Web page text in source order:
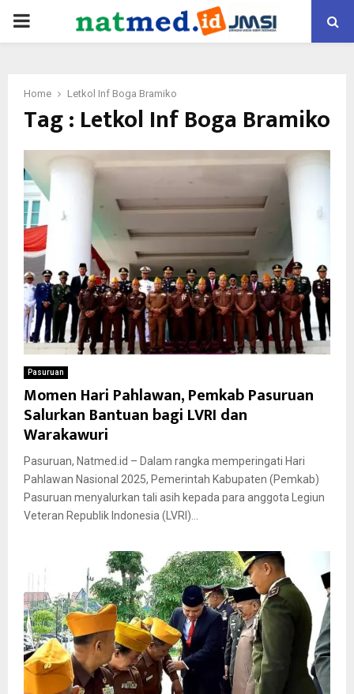
PRIMARY
Home Letkol Inf Boga Bramiko
Tag : Letkol Inf Boga Bramiko
Pasuruan
Momen Hari Pahlawan, Pemkab Pasuruan
Salurkan Bantuan bagi LVRI dan
Warakawuri
Pasuruan, Natmed.id – Dalam rangka memperingati Hari
Pahlawan Nasional 2025, Pemerintah Kabupaten (Pemkab)
Pasuruan menyalurkan tali asih kepada para anggota Legiun
Veteran Republik Indonesia (LVRI)...